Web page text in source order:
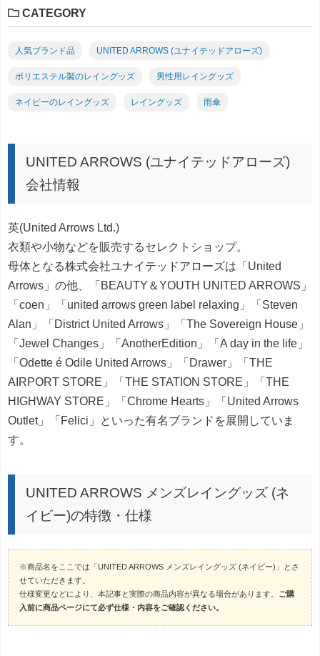
CATEGORY
人気ブランド品 UNITED ARROWS (ユナイテッドアローズ)
ポリエステル製のレイングッズ 男性用レイングッズ
ネイビーのレイングッズ レイングッズ 雨傘
UNITED ARROWS (ユナイテッドアローズ)
会社情報
英(United Arrows Ltd.)
衣類や小物などを販売するセレクトショップ。
母体となる株式会社ユナイテッドアローズは「United
Arrows」の他、「BEAUTY＆YOUTH UNITED ARROWS」
「coen」「united arrows green label relaxing」「Steven
Alan」「District United Arrows」「The Sovereign House」
「Jewel Changes」「AnotherEdition」「A day in the life」
「Odette é Odile United Arrows」「Drawer」「THE
AIRPORT STORE」「THE STATION STORE」「THE
HIGHWAY STORE」「Chrome Hearts」「United Arrows
Outlet」「Felici」といった有名ブランドを展開していま
す。
UNITED ARROWS メンズレイングッズ (ネ
イビー)の特徴・仕様
※商品名をここでは「UNITED ARROWS メンズレイングッズ (ネイビー)」とさ
せていただきます。
仕様変更などにより、本記事と実際の商品内容が異なる場合があります。 ご購
入前に商品ページにて必ず仕様・内容をご確認ください。